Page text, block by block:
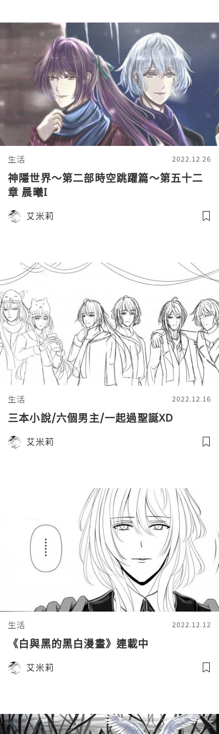
生活 2022.12.26
神隱世界～第二部時空跳躍篇～第五十二
章 晨曦I
艾米莉
生活 2022.12.16
三本小說/六個男主/一起過聖誕XD
艾米莉
生活 2022.12.12
《白與黑的黑白漫畫》連載中
艾米莉